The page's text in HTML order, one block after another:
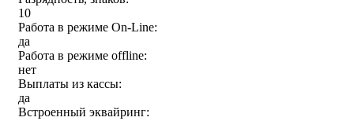
10
Работа в режиме On-Line:
да
Работа в режиме offline:
нет
Выплаты из кассы:
да
Встроенный эквайринг: